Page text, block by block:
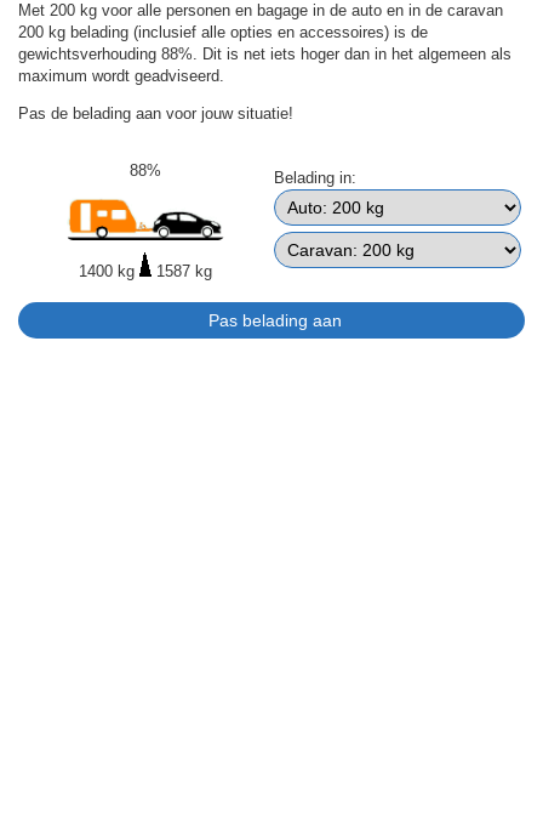
Met 200 kg voor alle personen en bagage in de auto en in de caravan
200 kg belading (inclusief alle opties en accessoires) is de
gewichtsverhouding 88%. Dit is net iets hoger dan in het algemeen als
maximum wordt geadviseerd.
Pas de belading aan voor jouw situatie!
88%
1400 kg 1587 kg
Belading in: